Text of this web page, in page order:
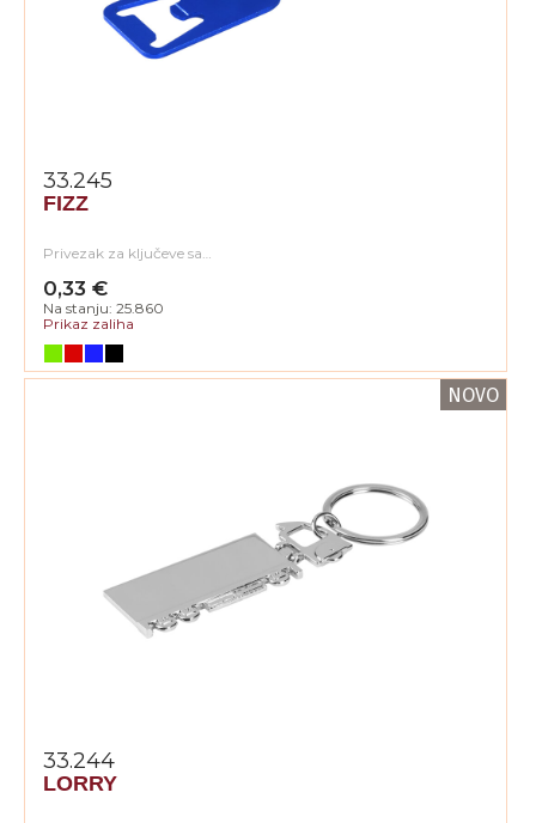
33.245
FIZZ
Privezak za ključeve sa…
0,33 €
Na stanju: 25.860
Prikaz zaliha
NOVO
33.244
LORRY